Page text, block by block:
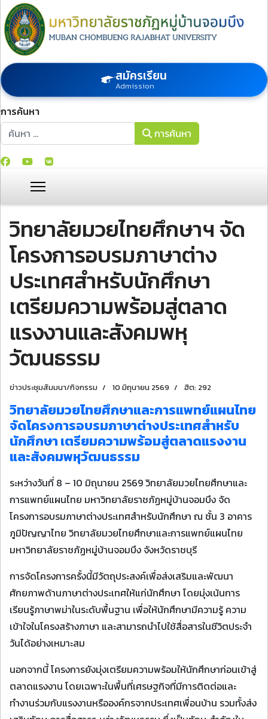
สมัครเรียน
Admission
การค้นหา
การค้นหา
การค้นหา
วิทยาลัยมวยไทยศึกษาฯ จัด
โครงการอบรมภาษาต่าง
ประเทศสำหรับนักศึกษา
เตรียมความพร้อมสู่ตลาด
แรงงานและสังคมพหุ
วัฒนธรรม
ข่าวประชุมสัมมนา/กิจกรรม 10 มิถุนายน 2569 ฮิต: 292
วิทยาลัยมวยไทยศึกษาและการแพทย์แผนไทย
จัดโครงการอบรมภาษาต่างประเทศสำหรับ
นักศึกษา เตรียมความพร้อมสู่ตลาดแรงงาน
และสังคมพหุวัฒนธรรม
ระหว่างวันที่ 8 – 10 มิถุนายน 2569 วิทยาลัยมวยไทยศึกษาและ
การแพทย์แผนไทย มหาวิทยาลัยราชภัฏหมู่บ้านจอมบึง จัด
โครงการอบรมภาษาต่างประเทศสำหรับนักศึกษา ณ ชั้น 3 อาคาร
ภูมิปัญญาไทย วิทยาลัยมวยไทยศึกษาและการแพทย์แผนไทย
มหาวิทยาลัยราชภัฏหมู่บ้านจอมบึง จังหวัดราชบุรี
การจัดโครงการครั้งนี้มีวัตถุประสงค์เพื่อส่งเสริมและพัฒนา
ศักยภาพด้านภาษาต่างประเทศให้แก่นักศึกษา โดยมุ่งเน้นการ
เรียนรู้ภาษาพม่าในระดับพื้นฐาน เพื่อให้นักศึกษามีความรู้ ความ
เข้าใจในโครงสร้างภาษา และสามารถนำไปใช้สื่อสารในชีวิตประจำ
วันได้อย่างเหมาะสม
นอกจากนี้ โครงการยังมุ่งเตรียมความพร้อมให้นักศึกษาก่อนเข้าสู่
ตลาดแรงงาน โดยเฉพาะในพื้นที่เศรษฐกิจที่มีการติดต่อและ
ทำงานร่วมกับแรงงานหรือองค์กรจากประเทศเพื่อนบ้าน รวมทั้งส่ง